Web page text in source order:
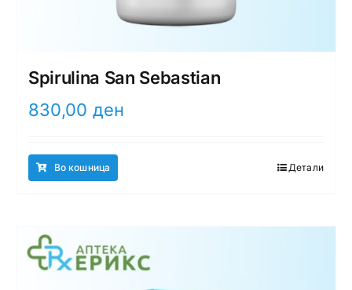
Spirulina San Sebastian
830,00 ден
Во кошница Детали